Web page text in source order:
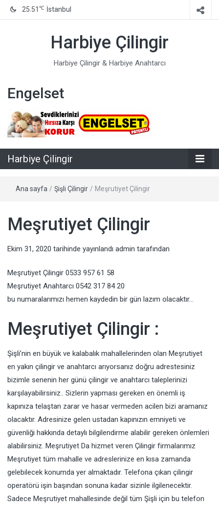
25.51 ℃ İstanbul
Harbiye Çilingir
Harbiye Çilingir & Harbiye Anahtarcı
Engelset
Harbiye Çilingir
Ana sayfa / Şişli Çilingir / Meşrutiyet Çilingir
Meşrutiyet Çilingir
Ekim 31, 2020 tarihinde yayınlandı admin tarafından
Meşrutiyet Çilingir 0533 957 61 58
Meşrutiyet Anahtarcı 0542 317 84 20
bu numaralarımızı hemen kaydedin bir gün lazım olacaktır…
Meşrutiyet Çilingir :
Şişli’nin en büyük ve kalabalık mahallelerinden olan Meşrutiyet
en yakın çilingir ve anahtarcı arıyorsanız doğru adrestesiniz
bizimle senenin her günü çilingir ve anahtarcı taleplerinizi
karşılayabilirsiniz.. Sizlerin yapması gereken en önemli iş
kapınıza telaştan zarar ve hasar vermeden acilen bizi aramanız
olacaktır. Adresinize gelen ustadan kapınızın emniyeti ve
güvenliği hakkında detaylı bilgilendirme alabilir gereken önlemleri
alabilirsiniz. Meşrutiyet Da hizmet veren Çilingir firmalarımız
Meşrutiyet tüm mahalle ve adreslerinize en kısa zamanda
gelebilecek konumda yer almaktadır. Telefona çıkan çilingir
operatörü işin başından sonuna kadar sizinle ilgilenecektir.
Sadece Meşrutiyet mahallesinde değil tüm Şişli için bu telefon